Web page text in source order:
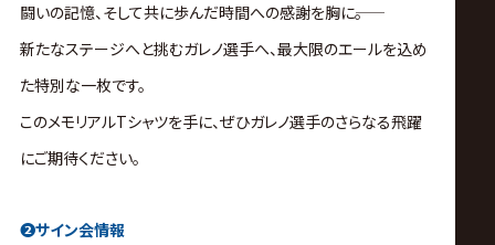
闘いの記憶、そして共に歩んだ時間への感謝を胸に――。
新たなステージへと挑むガレノ選手へ、最大限のエールを込め
た特別な一枚です。
このメモリアルTシャツを手に、ぜひガレノ選手のさらなる飛躍
にご期待ください。
❷サイン会情報